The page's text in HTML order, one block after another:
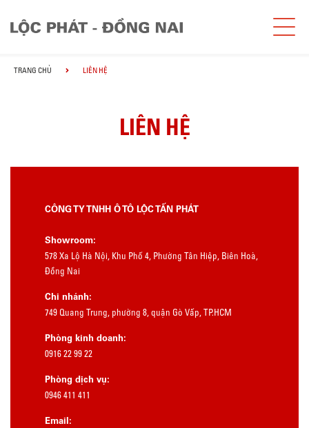
TRANG CHỦ LIÊN HỆ
LIÊN HỆ
CÔNG TY TNHH Ô TÔ LỘC TẤN PHÁT
Showroom:
578 Xa Lộ Hà Nội, Khu Phố 4, Phường Tân Hiệp, Biên Hoà,
Đồng Nai
Chi nhánh:
749 Quang Trung, phường 8, quận Gò Vấp, TP.HCM
Phòng kinh doanh:
0916 22 99 22
Phòng dịch vụ:
0946 411 411
Email: